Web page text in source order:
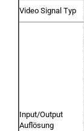
Video Signal Typ
Input/Output
Auflösung